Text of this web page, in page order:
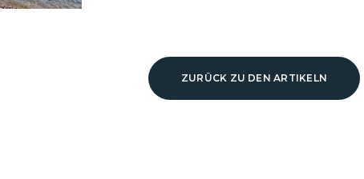
ZURÜCK ZU DEN ARTIKELN